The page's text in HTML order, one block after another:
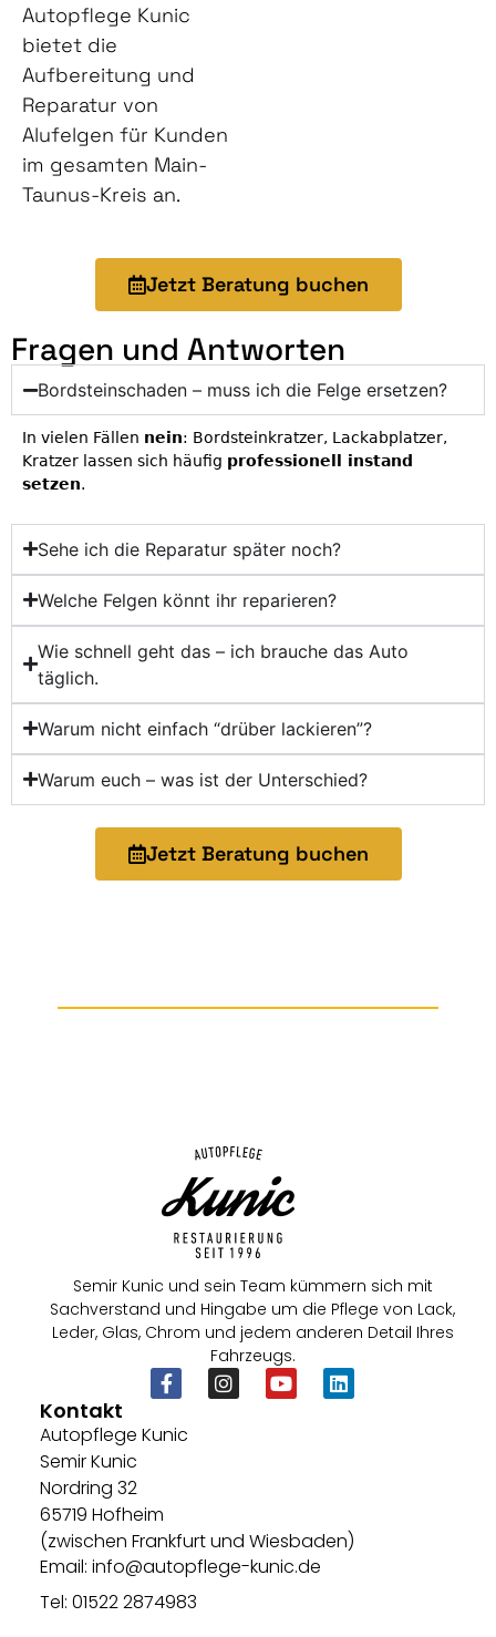
Autopflege Kunic
bietet die
Aufbereitung und
Reparatur von
Alufelgen für Kunden
im gesamten Main-
Taunus-Kreis an.
Jetzt Beratung buchen
Fragen und Antworten
Bordsteinschaden – muss ich die Felge ersetzen?
In vielen Fällen nein: Bordsteinkratzer, Lackabplatzer,
Kratzer lassen sich häufig professionell instand
setzen.
Sehe ich die Reparatur später noch?
Welche Felgen könnt ihr reparieren?
Wie schnell geht das – ich brauche das Auto
täglich.
Warum nicht einfach “drüber lackieren”?
Warum euch – was ist der Unterschied?
Jetzt Beratung buchen
Semir Kunic und sein Team kümmern sich mit
Sachverstand und Hingabe um die Pflege von Lack,
Leder, Glas, Chrom und jedem anderen Detail Ihres
Fahrzeugs.
Kontakt
Autopflege Kunic
Semir Kunic
Nordring 32
65719 Hofheim
(zwischen Frankfurt und Wiesbaden)
Email: info@autopflege-kunic.de
Tel: 01522 2874983